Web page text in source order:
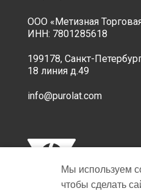
ООО «Метизная
ИНН: 7801285618
199178, Санкт-
18 линия д.49
info@purolat.com
Мы используем
чтобы сделать